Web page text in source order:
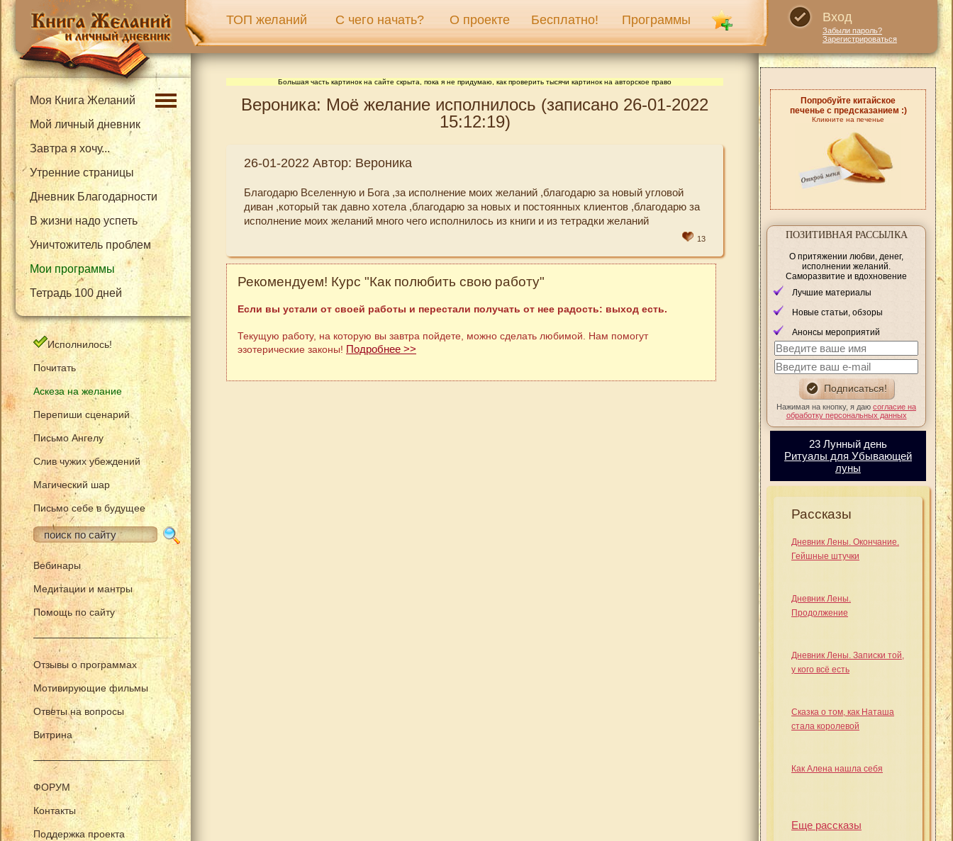
ТОП желаний С чего начать? О проекте Бесплатно! Программы Вход
Забыли пароль?
Зарегистрироваться
Моя Книга Желаний
Мой личный дневник
Завтра я хочу...
Утренние страницы
Дневник Благодарности
В жизни надо успеть
Уничтожитель проблем
Мои программы
Тетрадь 100 дней
Исполнилось!
Почитать
Аскеза на желание
Перепиши сценарий
Письмо Ангелу
Слив чужих убеждений
Магический шар
Письмо себе в будущее
Вебинары
Медитации и мантры
Помощь по сайту
Отзывы о программах
Мотивирующие фильмы
Ответы на вопросы
Витрина
ФОРУМ
Контакты
Поддержка проекта
Большая часть картинок на сайте скрыта, пока я не придумаю, как проверить тысячи картинок на авторское право
Вероника: Моё желание исполнилось (записано 26-01-2022
15:12:19)
26-01-2022 Автор: Вероника
Благодарю Вселенную и Бога ,за исполнение моих желаний ,благодарю за новый угловой
диван ,который так давно хотела ,благодарю за новых и постоянных клиентов ,благодарю за
исполнение моих желаний много чего исполнилось из книги и из тетрадки желаний
13
Рекомендуем! Курс "Как полюбить свою работу"
Если вы устали от своей работы и перестали получать от нее радость: выход есть.
Текущую работу, на которую вы завтра пойдете, можно сделать любимой. Нам помогут
эзотерические законы! Подробнее >>
Попробуйте китайское
печенье с предсказанием :)
Кликните на печенье
ПОЗИТИВНАЯ РАССЫЛКА
О притяжении любви, денег,
исполнении желаний.
Саморазвитие и вдохновение
Лучшие материалы
Новые статьи, обзоры
Анонсы мероприятий
Нажимая на кнопку, я даю согласие на
обработку персональных данных
23 Лунный день
Ритуалы для Убывающей
луны
Рассказы
Дневник Лены. Окончание.
Гейшные штучки
Дневник Лены.
Продолжение
Дневник Лены. Записки той,
у кого всё есть
Сказка о том, как Наташа
стала королевой
Как Алена нашла себя
Еще рассказы